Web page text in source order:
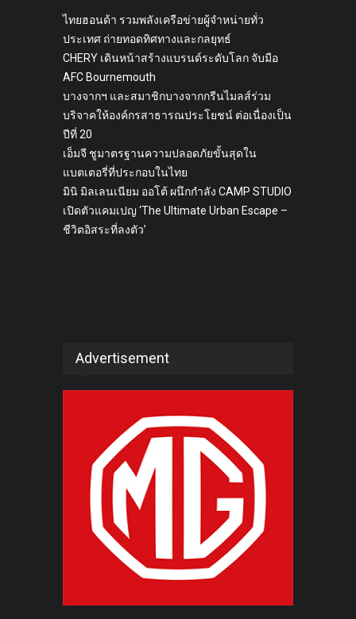
ไทยฮอนด้า รวมพลังเครือข่ายผู้จำหน่ายทั่ว
ประเทศ ถ่ายทอดทิศทางและกลยุทธ์
CHERY เดินหน้าสร้างแบรนด์ระดับโลก จับมือ
AFC Bournemouth
บางจากฯ และสมาชิกบางจากกรีนไมลส์ร่วม
บริจาคให้องค์กรสาธารณประโยชน์ ต่อเนื่องเป็น
ปีที่ 20
เอ็มจี ชูมาตรฐานความปลอดภัยขั้นสุดใน
แบตเตอรี่ที่ประกอบในไทย
มินิ มิลเลนเนียม ออโต้ ผนึกกำลัง CAMP STUDIO
เปิดตัวแคมเปญ ‘The Ultimate Urban Escape –
ชีวิตอิสระที่ลงตัว’
Advertisement